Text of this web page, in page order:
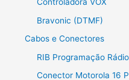
Controladora VOX
Bravonic (DTMF)
Cabos e Conectores
RIB Programação
Conector Motorola 16